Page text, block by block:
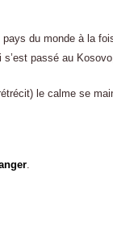
du monde à la
passé au
le calme se
.